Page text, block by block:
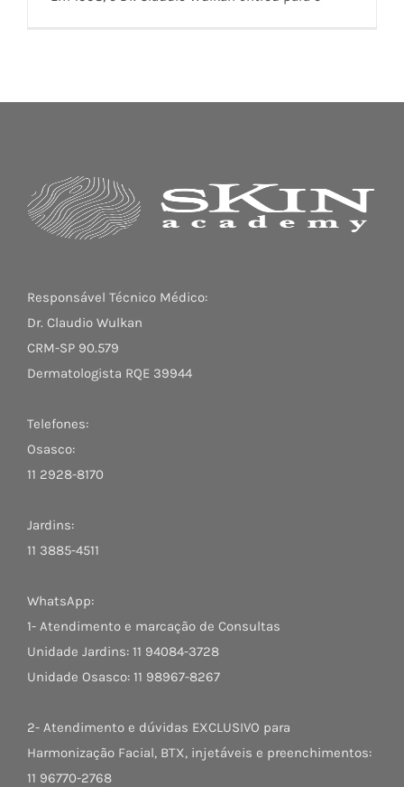
Responsável Técnico Médico:
Dr. Claudio Wulkan
CRM-SP 90.579
Dermatologista RQE 39944
Telefones:
Osasco:
11 2928-8170
Jardins:
11 3885-4511
WhatsApp:
1- Atendimento e marcação de Consultas
Unidade Jardins: 11 94084-3728
Unidade Osasco: 11 98967-8267
2- Atendimento e dúvidas EXCLUSIVO para
Harmonização Facial, BTX, injetáveis e preenchimentos:
11 96770-2768